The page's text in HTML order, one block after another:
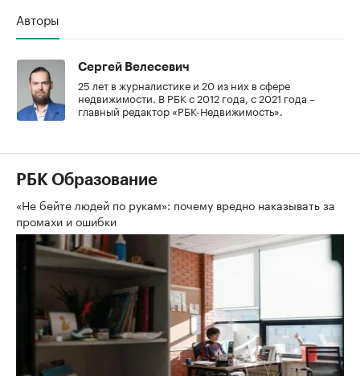
Авторы
Сергей Велесевич
25 лет в журналистике и 20 из них в сфере
недвижимости. В РБК с 2012 года, с 2021 года –
главный редактор «РБК-Недвижимость».
РБК Образование
«Не бейте людей по рукам»: почему вредно наказывать за
промахи и ошибки